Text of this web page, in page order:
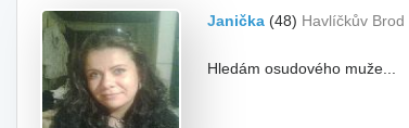
Janička (48) Havlíčkův Brod
Hledám osudového muže...